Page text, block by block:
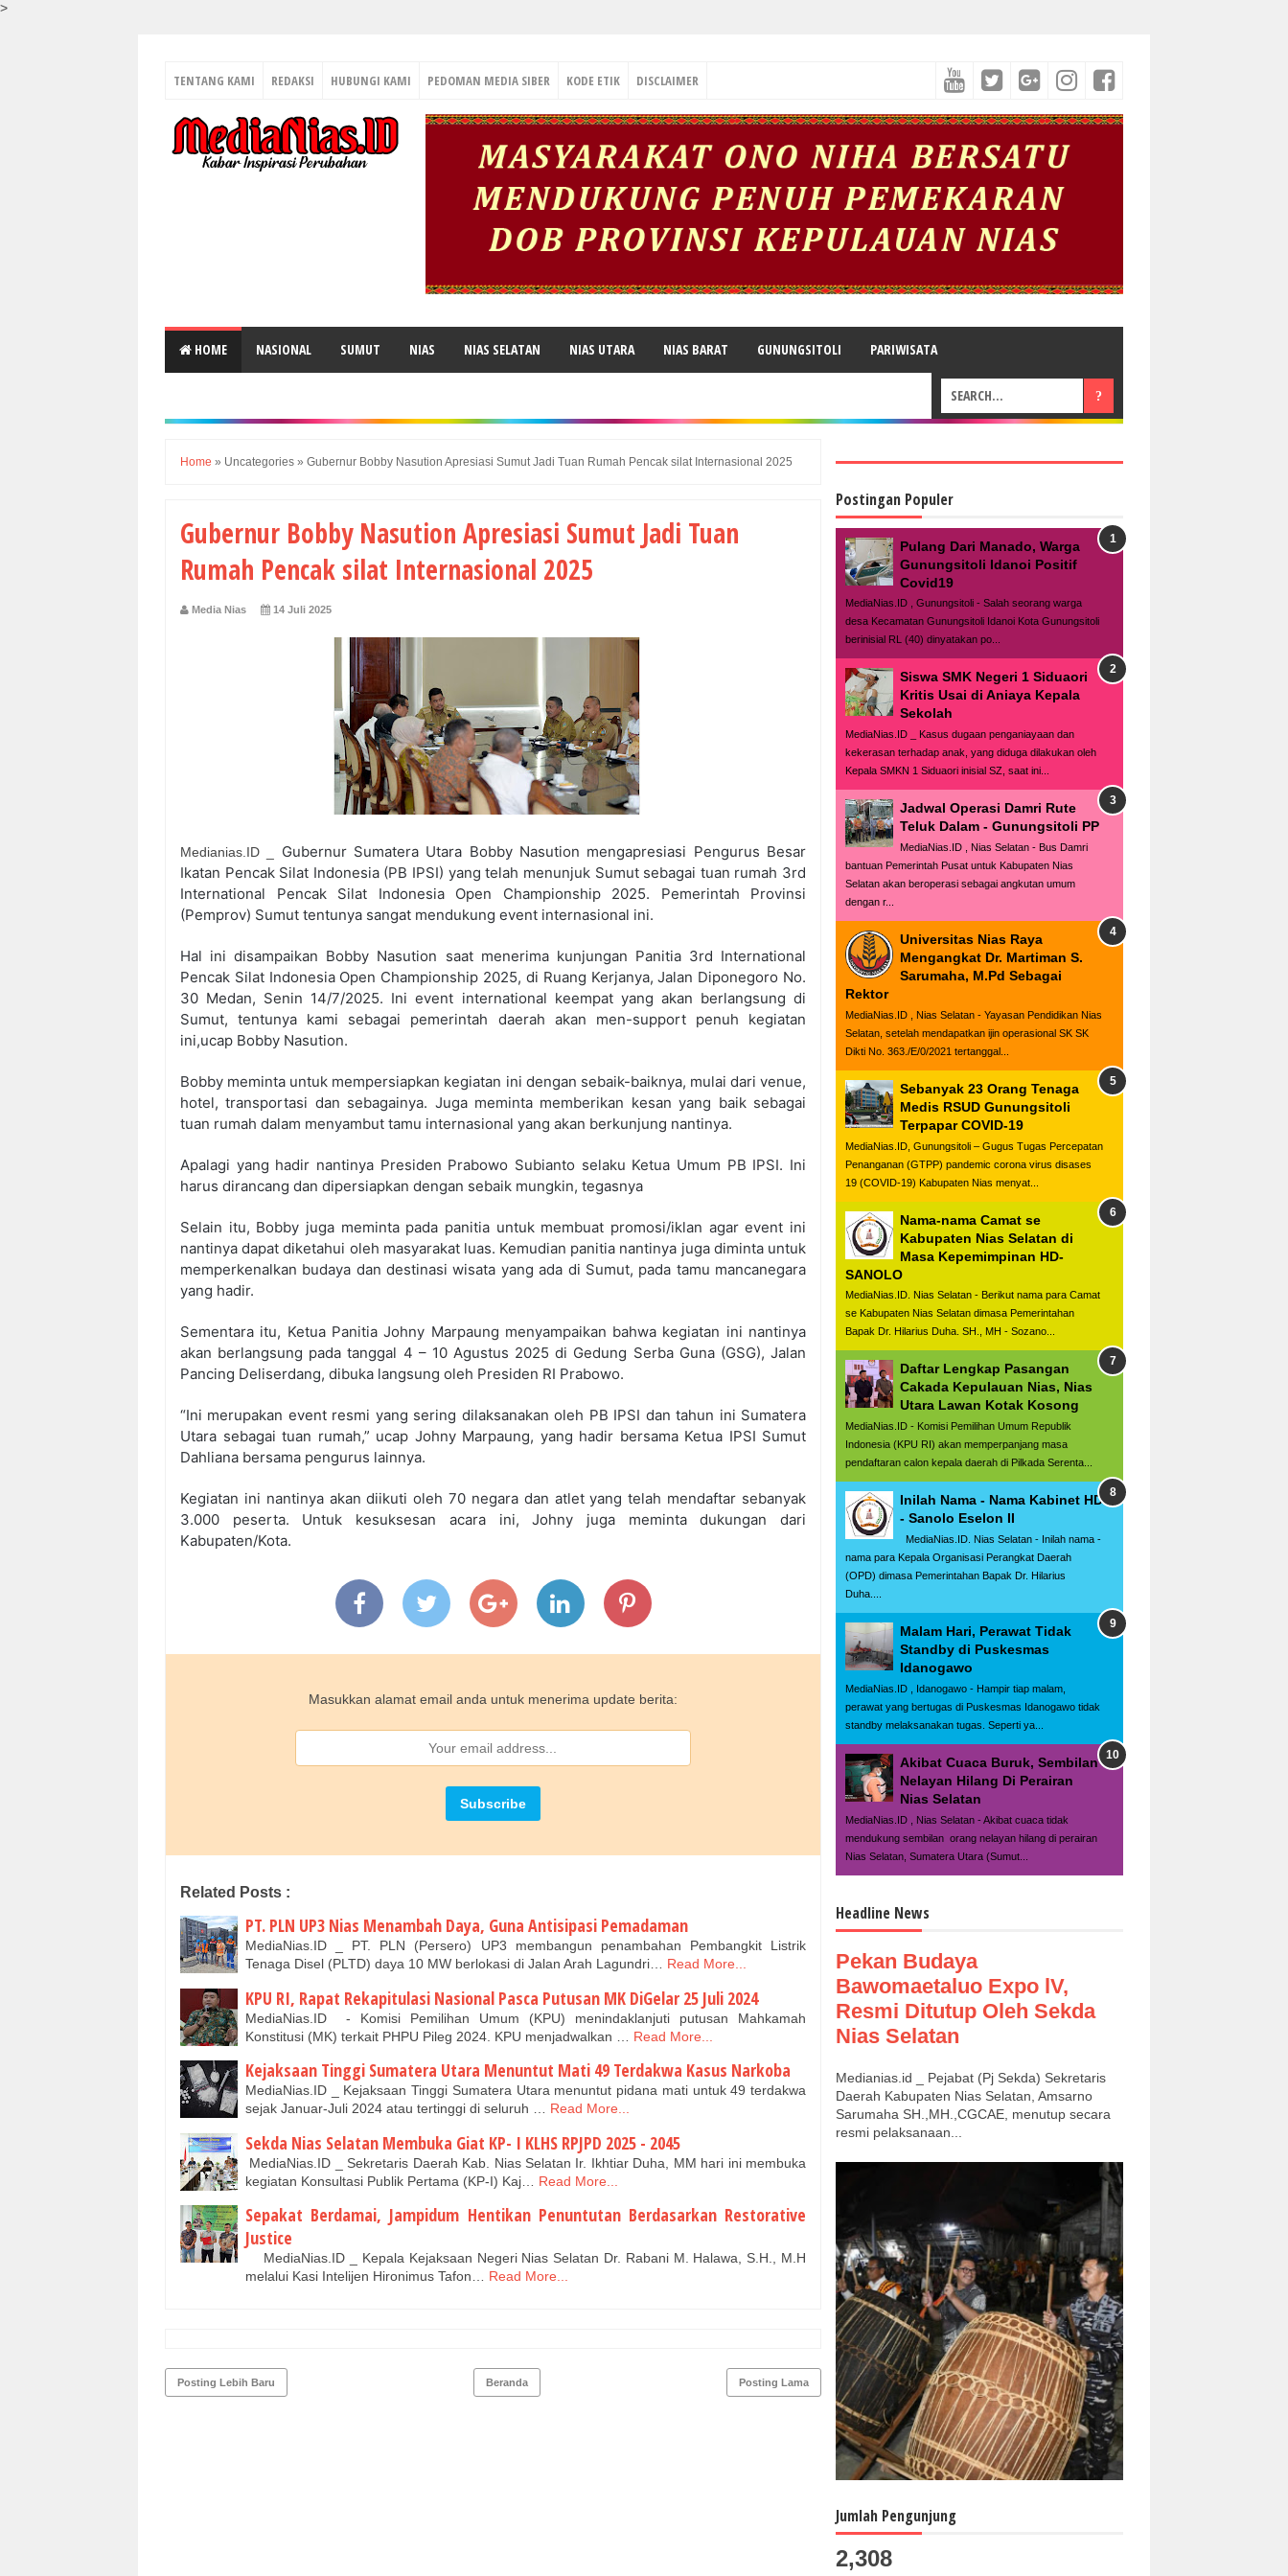
>
TENTANG KAMI REDAKSI HUBUNGI KAMI PEDOMAN MEDIA SIBER KODE ETIK DISCLAIMER
HOME NASIONAL SUMUT NIAS NIAS SELATAN NIAS UTARA NIAS BARAT GUNUNGSITOLI PARIWISATA
Home » Uncategories » Gubernur Bobby Nasution Apresiasi Sumut Jadi Tuan Rumah Pencak silat Internasional 2025
Gubernur Bobby Nasution Apresiasi Sumut Jadi Tuan
Rumah Pencak silat Internasional 2025
Media Nias 14 Juli 2025
Medianias.ID _ Gubernur Sumatera Utara Bobby Nasution mengapresiasi Pengurus Besar
Ikatan Pencak Silat Indonesia (PB IPSI) yang telah menunjuk Sumut sebagai tuan rumah 3rd
International Pencak Silat Indonesia Open Championship 2025. Pemerintah Provinsi
(Pemprov) Sumut tentunya sangat mendukung event internasional ini.
Hal ini disampaikan Bobby Nasution saat menerima kunjungan Panitia 3rd International
Pencak Silat Indonesia Open Championship 2025, di Ruang Kerjanya, Jalan Diponegoro No.
30 Medan, Senin 14/7/2025. Ini event international keempat yang akan berlangsung di
Sumut, tentunya kami sebagai pemerintah daerah akan men-support penuh kegiatan
ini,ucap Bobby Nasution.
Bobby meminta untuk mempersiapkan kegiatan ini dengan sebaik-baiknya, mulai dari venue,
hotel, transportasi dan sebagainya. Juga meminta memberikan kesan yang baik sebagai
tuan rumah dalam menyambut tamu internasional yang akan berkunjung nantinya.
Apalagi yang hadir nantinya Presiden Prabowo Subianto selaku Ketua Umum PB IPSI. Ini
harus dirancang dan dipersiapkan dengan sebaik mungkin, tegasnya
Selain itu, Bobby juga meminta pada panitia untuk membuat promosi/iklan agar event ini
nantinya dapat diketahui oleh masyarakat luas. Kemudian panitia nantinya juga diminta untuk
memperkenalkan budaya dan destinasi wisata yang ada di Sumut, pada tamu mancanegara
yang hadir.
Sementara itu, Ketua Panitia Johny Marpaung menyampaikan bahwa kegiatan ini nantinya
akan berlangsung pada tanggal 4 – 10 Agustus 2025 di Gedung Serba Guna (GSG), Jalan
Pancing Deliserdang, dibuka langsung oleh Presiden RI Prabowo.
“Ini merupakan event resmi yang sering dilaksanakan oleh PB IPSI dan tahun ini Sumatera
Utara sebagai tuan rumah,” ucap Johny Marpaung, yang hadir bersama Ketua IPSI Sumut
Dahliana bersama pengurus lainnya.
Kegiatan ini nantinya akan diikuti oleh 70 negara dan atlet yang telah mendaftar sebanyak
3.000 peserta. Untuk kesuksesan acara ini, Johny juga meminta dukungan dari
Kabupaten/Kota.
Masukkan alamat email anda untuk menerima update berita:
Related Posts :
PT. PLN UP3 Nias Menambah Daya, Guna Antisipasi Pemadaman
MediaNias.ID _ PT. PLN (Persero) UP3 membangun penambahan Pembangkit Listrik
Tenaga Disel (PLTD) daya 10 MW berlokasi di Jalan Arah Lagundri… Read More...
KPU RI, Rapat Rekapitulasi Nasional Pasca Putusan MK DiGelar 25 Juli 2024
MediaNias.ID - Komisi Pemilihan Umum (KPU) menindaklanjuti putusan Mahkamah
Konstitusi (MK) terkait PHPU Pileg 2024. KPU menjadwalkan …
Read More...
Kejaksaan Tinggi Sumatera Utara Menuntut Mati 49 Terdakwa Kasus Narkoba
MediaNias.ID _ Kejaksaan Tinggi Sumatera Utara menuntut pidana mati untuk 49 terdakwa
sejak Januar-Juli 2024 atau tertinggi di seluruh … Read More...
Sekda Nias Selatan Membuka Giat KP- I KLHS RPJPD 2025 - 2045
MediaNias.ID _ Sekretaris Daerah Kab. Nias Selatan Ir. Ikhtiar Duha, MM hari ini membuka
kegiatan Konsultasi Publik Pertama (KP-I) Kaj…
Read More...
Sepakat Berdamai, Jampidum Hentikan Penuntutan Berdasarkan Restorative
Justice
MediaNias.ID _ Kepala Kejaksaan Negeri Nias Selatan Dr. Rabani M. Halawa, S.H., M.H
melalui Kasi Intelijen Hironimus Tafon… Read More...
Posting Lebih Baru Posting Lama
Beranda
Postingan Populer
Pulang Dari Manado, Warga
Gunungsitoli Idanoi Positif
Covid19
MediaNias.ID , Gunungsitoli - Salah seorang warga
desa Kecamatan Gunungsitoli Idanoi Kota Gunungsitoli
berinisial RL (40) dinyatakan po...
Siswa SMK Negeri 1 Siduaori
Kritis Usai di Aniaya Kepala
Sekolah
MediaNias.ID _ Kasus dugaan penganiayaan dan
kekerasan terhadap anak, yang diduga dilakukan oleh
Kepala SMKN 1 Siduaori inisial SZ, saat ini...
Jadwal Operasi Damri Rute
Teluk Dalam - Gunungsitoli PP
MediaNias.ID , Nias Selatan - Bus Damri
bantuan Pemerintah Pusat untuk Kabupaten Nias
Selatan akan beroperasi sebagai angkutan umum
dengan r...
Universitas Nias Raya
Mengangkat Dr. Martiman S.
Sarumaha, M.Pd Sebagai
Rektor
MediaNias.ID , Nias Selatan - Yayasan Pendidikan Nias
Selatan, setelah mendapatkan ijin operasional SK SK
Dikti No. 363./E/0/2021 tertanggal...
Sebanyak 23 Orang Tenaga
Medis RSUD Gunungsitoli
Terpapar COVID-19
MediaNias.ID, Gunungsitoli – Gugus Tugas Percepatan
Penanganan (GTPP) pandemic corona virus disases
19 (COVID-19) Kabupaten Nias menyat...
Nama-nama Camat se
Kabupaten Nias Selatan di
Masa Kepemimpinan HD-
SANOLO
MediaNias.ID. Nias Selatan - Berikut nama para Camat
se Kabupaten Nias Selatan dimasa Pemerintahan
Bapak Dr. Hilarius Duha. SH., MH - Sozano...
Daftar Lengkap Pasangan
Cakada Kepulauan Nias, Nias
Utara Lawan Kotak Kosong
MediaNias.ID - Komisi Pemilihan Umum Republik
Indonesia (KPU RI) akan memperpanjang masa
pendaftaran calon kepala daerah di Pilkada Serenta...
Inilah Nama - Nama Kabinet HD
- Sanolo Eselon II
MediaNias.ID. Nias Selatan - Inilah nama -
nama para Kepala Organisasi Perangkat Daerah
(OPD) dimasa Pemerintahan Bapak Dr. Hilarius
Duha....
Malam Hari, Perawat Tidak
Standby di Puskesmas
Idanogawo
MediaNias.ID , Idanogawo - Hampir tiap malam,
perawat yang bertugas di Puskesmas Idanogawo tidak
standby melaksanakan tugas. Seperti ya...
Akibat Cuaca Buruk, Sembilan
Nelayan Hilang Di Perairan
Nias Selatan
MediaNias.ID , Nias Selatan - Akibat cuaca tidak
mendukung sembilan orang nelayan hilang di perairan
Nias Selatan, Sumatera Utara (Sumut...
Headline News
Pekan Budaya
Bawomaetaluo Expo lV,
Resmi Ditutup Oleh Sekda
Nias Selatan
Medianias.id _ Pejabat (Pj Sekda) Sekretaris
Daerah Kabupaten Nias Selatan, Amsarno
Sarumaha SH.,MH.,CGCAE, menutup secara
resmi pelaksanaan...
Jumlah Pengunjung
2,308